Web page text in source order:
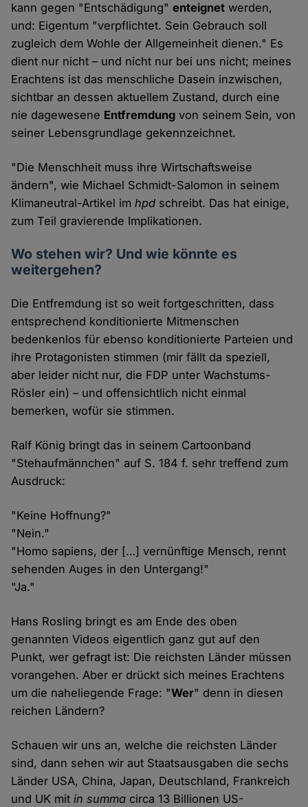
kann gegen "Entschädigung"enteignet werden,
und: Eigentum "verpflichtet. Sein Gebrauch soll
zugleich dem Wohle der Allgemeinheit dienen." Es
dient nur nicht – und nicht nur bei uns nicht; meines
Erachtens ist das menschliche Dasein inzwischen,
sichtbar an dessen aktuellem Zustand, durch eine
nie dagewesene Entfremdung von seinem Sein, von
seiner Lebensgrundlage gekennzeichnet.
"Die Menschheit muss ihre Wirtschaftsweise
ändern", wie Michael Schmidt-Salomon in seinem
Klimaneutral-Artikel imhpd schreibt. Das hat einige,
zum Teil gravierende Implikationen.
Wo stehen wir? Und wie könnte es
weitergehen?
Die Entfremdung ist so weit fortgeschritten, dass
entsprechend konditionierte Mitmenschen
bedenkenlos für ebenso konditionierte Parteien und
ihre Protagonisten stimmen (mir fällt da speziell,
aber leider nicht nur, die FDP unter Wachstums-
Rösler ein) – und offensichtlich nicht einmal
bemerken, wofür sie stimmen.
Ralf König bringt das in seinem Cartoonband
"Stehaufmännchen" auf S. 184 f. sehr treffend zum
Ausdruck:
"Keine Hoffnung?"
"Nein."
"Homo sapiens, der […] vernünftige Mensch, rennt
sehenden Auges in den Untergang!"
"Ja."
Hans Rosling bringt es am Ende des oben
genannten Videos eigentlich ganz gut auf den
Punkt, wer gefragt ist: Die reichsten Länder müssen
vorangehen. Aber er drückt sich meines Erachtens
um die naheliegende Frage: "Wer" denn in diesen
reichen Ländern?
Schauen wir uns an, welche die reichsten Länder
sind, dann sehen wir aut Staatsausgaben die sechs
Länder USA, China, Japan, Deutschland, Frankreich
und UK mitin summa circa 13 Billionen US-